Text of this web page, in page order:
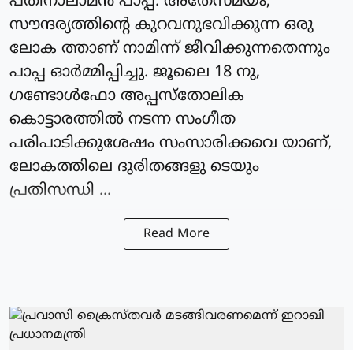
സൗന്ദര്യത്തിന്റെ കുറവനുഭവിക്കുന്ന ഒരു
ലോക ത്താണ് നാമിന്ന് ജീവിക്കുന്നതെന്നും
പാപ്പ ഓര്‍മ്മിപ്പിച്ചു. ജൂലൈ 18 നു,
ഗണ്ടോള്‍ഫോ അപ്പസ്‌തോലിക
കൊട്ടാരത്തില്‍ നടന്ന സംഗീത
പരിപാടിക്കുശേഷം സംസാരിക്കവെ യാണ്,
ലോകത്തിലെ ദുരിതങ്ങളു ടെയും
പ്രതിസന്ധി ...
Read More